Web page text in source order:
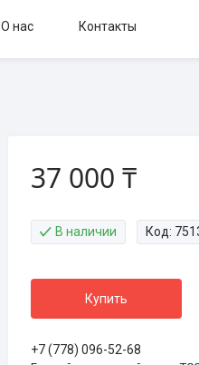
О нас Контакты
37 000 ₸
В наличии Код:
Купить
+7 (778) 096-52-68